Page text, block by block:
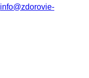
info@zdorovie-